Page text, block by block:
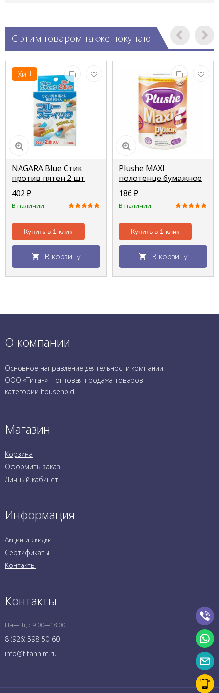
С этим товаром также покупают
Хит!
NAGARA Blue Стик
против пятен 2 шт
402 ₽
В наличии
Купить в 1 клик
В корзину
Plushe MAXI
полотенце бумажное
1 рулон 2 слоя 40м
186 ₽
В наличии
Купить в 1 клик
В корзину
О компании
Основное направление деятельности компании
ООО «Титан» – оптовая продажа товаров
категории household
Магазин
Корзина
Оформить заказ
Личный кабинет
Информация
Акции и скидки
Сертификаты
Контакты
Контакты
Пн—Пт, с 9:00—18:00
8 (926) 598-50-60
info@titanhim.ru